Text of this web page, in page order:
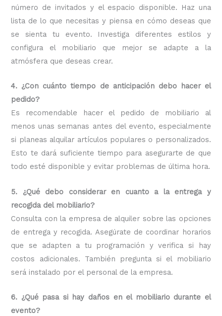
número de invitados y el espacio disponible. Haz una
lista de lo que necesitas y piensa en cómo deseas que
se sienta tu evento. Investiga diferentes estilos y
configura el mobiliario que mejor se adapte a la
atmósfera que deseas crear.
4. ¿Con cuánto tiempo de anticipación debo hacer el
pedido?
Es recomendable hacer el pedido de mobiliario al
menos unas semanas antes del evento, especialmente
si planeas alquilar artículos populares o personalizados.
Esto te dará suficiente tiempo para asegurarte de que
todo esté disponible y evitar problemas de última hora.
5. ¿Qué debo considerar en cuanto a la entrega y
recogida del mobiliario?
Consulta con la empresa de alquiler sobre las opciones
de entrega y recogida. Asegúrate de coordinar horarios
que se adapten a tu programación y verifica si hay
costos adicionales. También pregunta si el mobiliario
será instalado por el personal de la empresa.
6. ¿Qué pasa si hay daños en el mobiliario durante el
evento?